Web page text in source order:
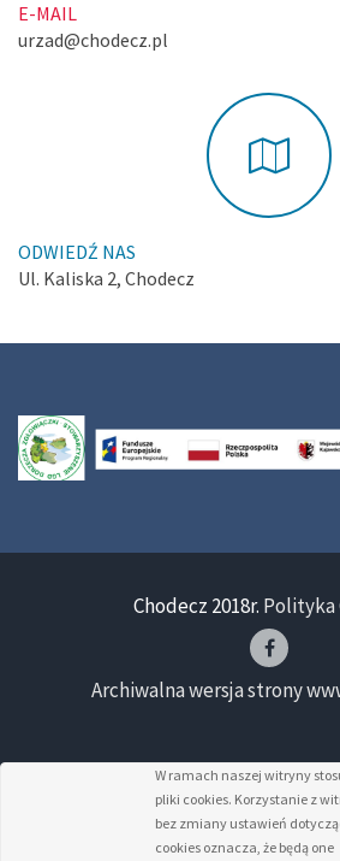
E-MAIL
urzad@chodecz.pl
ODWIEDŹ NAS
Ul. Kaliska 2, Chodecz
Chodecz 2018r. Polityka
Archiwalna wersja strony
W ramach naszej witryny
pliki cookies. Korzystanie z
bez zmiany ustawień
cookies oznacza, że będą one